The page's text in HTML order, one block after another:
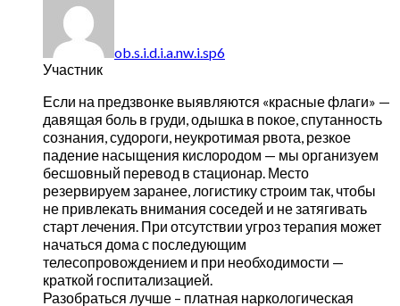
ob.s.i.d.i.a.nw.i.sp6
Участник
Если на предзвонке выявляются «красные флаги» —
давящая боль в груди, одышка в покое, спутанность
сознания, судороги, неукротимая рвота, резкое
падение насыщения кислородом — мы организуем
бесшовный перевод в стационар. Место
резервируем заранее, логистику строим так, чтобы
не привлекать внимания соседей и не затягивать
старт лечения. При отсутствии угроз терапия может
начаться дома с последующим
телесопровождением и при необходимости —
краткой госпитализацией.
Разобраться лучше – платная наркологическая